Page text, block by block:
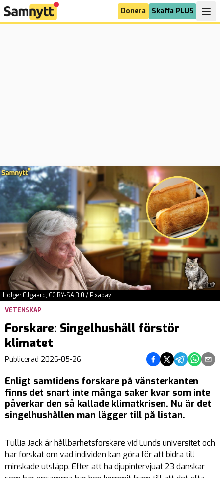
Donera Skaffa PLUS
Holger.Ellgaard, CC BY-SA 3.0 / Pixabay
VETENSKAP
Forskare: Singelhushåll förstör
klimatet
Publicerad 2026-05-26 Dela på Facebook
Dela på Twitter
Dela på
Dela
Enligt samtidens forskare på vänsterkanten
finns det snart inte många saker kvar som inte
påverkar den så kallade klimatkrisen. Nu är det
singelhushållen man lägger till på listan.
Tullia Jack är hållbarhetsforskare vid Lunds universitet och
har forskat om vad individen kan göra för att bidra till
minskade utsläpp. Efter att ha djupintervjuat 23 danskar